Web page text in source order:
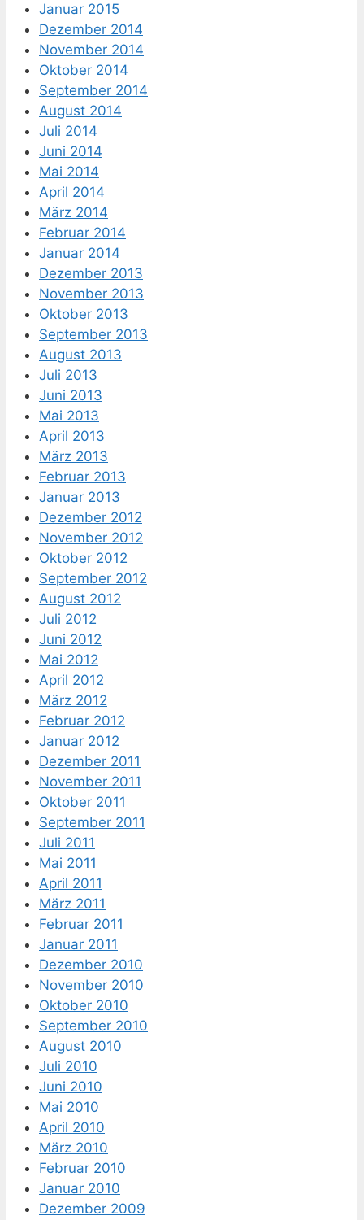
Januar 2015
Dezember 2014
November 2014
Oktober 2014
September 2014
August 2014
Juli 2014
Juni 2014
Mai 2014
April 2014
März 2014
Februar 2014
Januar 2014
Dezember 2013
November 2013
Oktober 2013
September 2013
August 2013
Juli 2013
Juni 2013
Mai 2013
April 2013
März 2013
Februar 2013
Januar 2013
Dezember 2012
November 2012
Oktober 2012
September 2012
August 2012
Juli 2012
Juni 2012
Mai 2012
April 2012
März 2012
Februar 2012
Januar 2012
Dezember 2011
November 2011
Oktober 2011
September 2011
Juli 2011
Mai 2011
April 2011
März 2011
Februar 2011
Januar 2011
Dezember 2010
November 2010
Oktober 2010
September 2010
August 2010
Juli 2010
Juni 2010
Mai 2010
April 2010
März 2010
Februar 2010
Januar 2010
Dezember 2009